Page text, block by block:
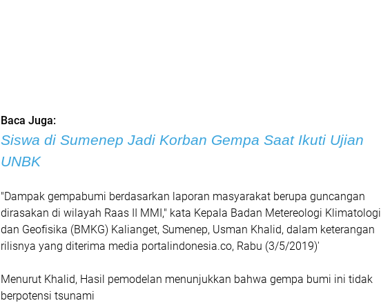
Baca Juga:
Siswa di Sumenep Jadi Korban Gempa Saat Ikuti Ujian
UNBK
"Dampak gempabumi berdasarkan laporan masyarakat berupa guncangan
dirasakan di wilayah Raas II MMI," kata Kepala Badan Metereologi Klimatologi
dan Geofisika (BMKG) Kalianget, Sumenep, Usman Khalid, dalam keterangan
rilisnya yang diterima media portalindonesia.co, Rabu (3/5/2019)'
Menurut Khalid, Hasil pemodelan menunjukkan bahwa gempa bumi ini tidak
berpotensi tsunami